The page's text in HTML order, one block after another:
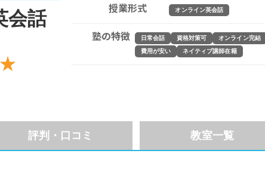
会話 授業形式 オンライン英会話
塾の特徴 日常会話 資格対策可 オンライン完結
費用が安い
ネイティブ講師在籍
評判・口コミ 教室一覧